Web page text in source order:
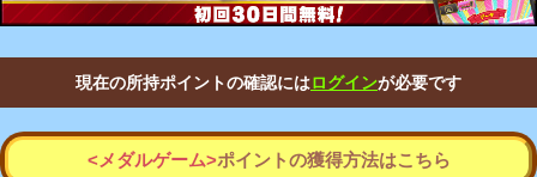
現在の所持ポイントの確認にはログインが必要です
<メダルゲーム>ポイントの獲得方法はこちら